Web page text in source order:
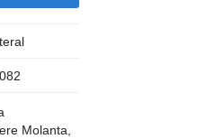
Molanta,